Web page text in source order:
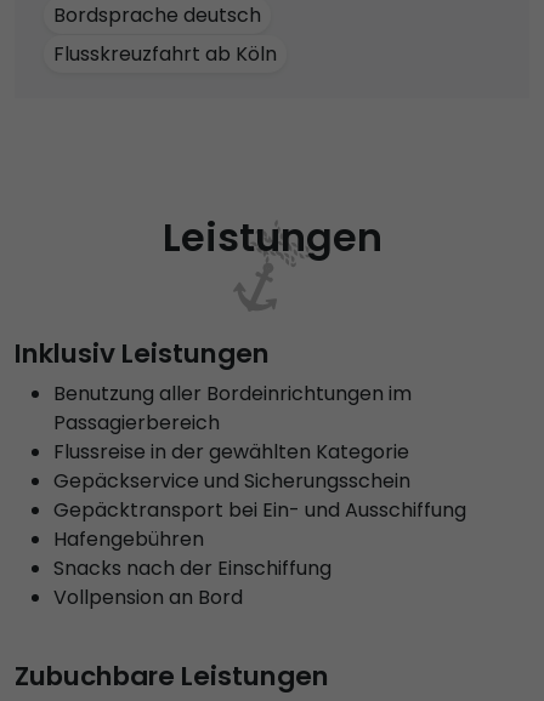
Bordsprache deutsch
Flusskreuzfahrt ab Köln
Leistungen
Inklusiv Leistungen
Benutzung aller Bordeinrichtungen im
Passagierbereich
Flussreise in der gewählten Kategorie
Gepäckservice und Sicherungsschein
Gepäcktransport bei Ein- und Ausschiffung
Hafengebühren
Snacks nach der Einschiffung
Vollpension an Bord
Zubuchbare Leistungen